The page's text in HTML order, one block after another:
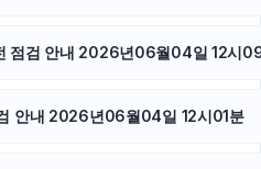
점검 안내 2026년06월04일 12시
안내 2026년06월04일 12시01분